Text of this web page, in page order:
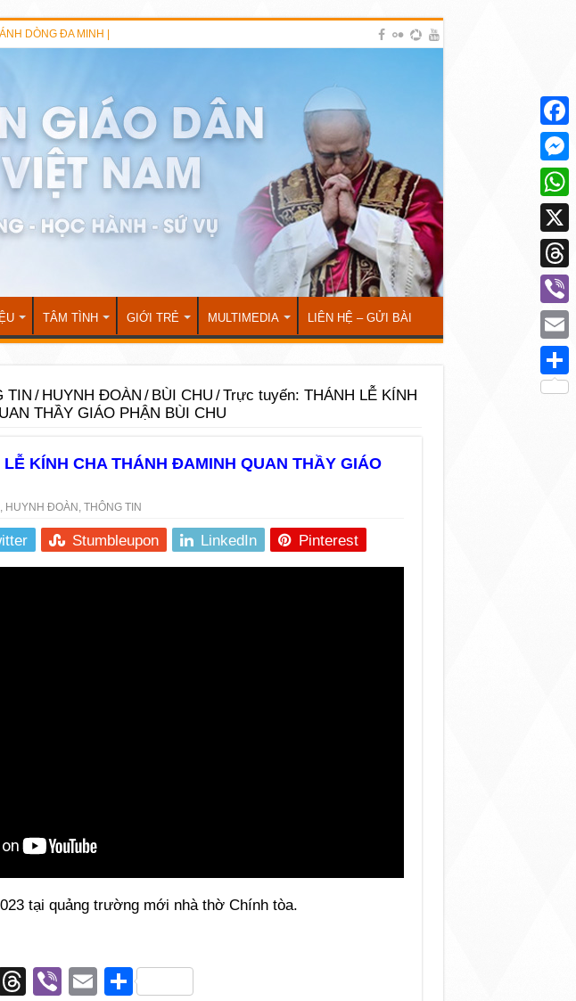
DÒNG ĐA MINH |
TÂM TÌNH GIỚI TRẺ MULTIMEDIA LIÊN HỆ – GỬI BÀI
TIN / HUYNH ĐOÀN / BÙI CHU /Trực tuyến: THÁNH LỄ KÍNH
THẦY GIÁO PHẬN BÙI CHU
KÍNH CHA THÁNH ĐAMINH QUAN THẦY GIÁO
, HUYNH ĐOÀN , THÔNG TIN
Stumbleupon LinkedIn Pinterest
tại quảng trường mới nhà thờ Chính tòa.
X
T
Vi
E S
X
Viber